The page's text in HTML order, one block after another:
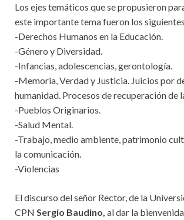
Los ejes temáticos que se propusieron
este importante tema fueron los
-Derechos Humanos en la Educación.
-Género y Diversidad.
-Infancias, adolescencias, gerontología.
-Memoria, Verdad y Justicia. Juicios por
humanidad. Procesos de recuperación de
-Pueblos Originarios.
-Salud Mental.
-Trabajo, medio ambiente, patrimonio
la comunicación.
-Violencias
El discurso del señor Rector, de la
CPN Sergio Baudino, al dar la